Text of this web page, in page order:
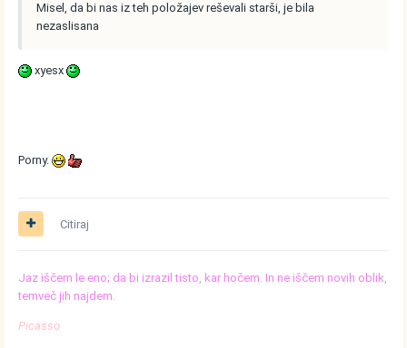
Misel, da bi nas iz teh položajev reševali starši, je bila
nezaslisana
xyesx
Porny.
Citiraj
Jaz iščem le eno; da bi izrazil tisto, kar hočem. In ne iščem novih oblik,
temveč jih najdem.
Picasso